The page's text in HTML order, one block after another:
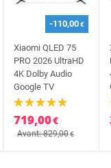
-110,00€
Xiaomi QLED 75
PRO 2026 UltraHD
4K Dolby Audio
Google TV
719,00€
Avant: 829,00€